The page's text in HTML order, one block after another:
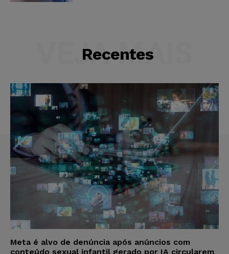
Recentes
VEJA MAIS
Meta é alvo de denúncia após anúncios com
conteúdo sexual infantil gerado por IA circularem